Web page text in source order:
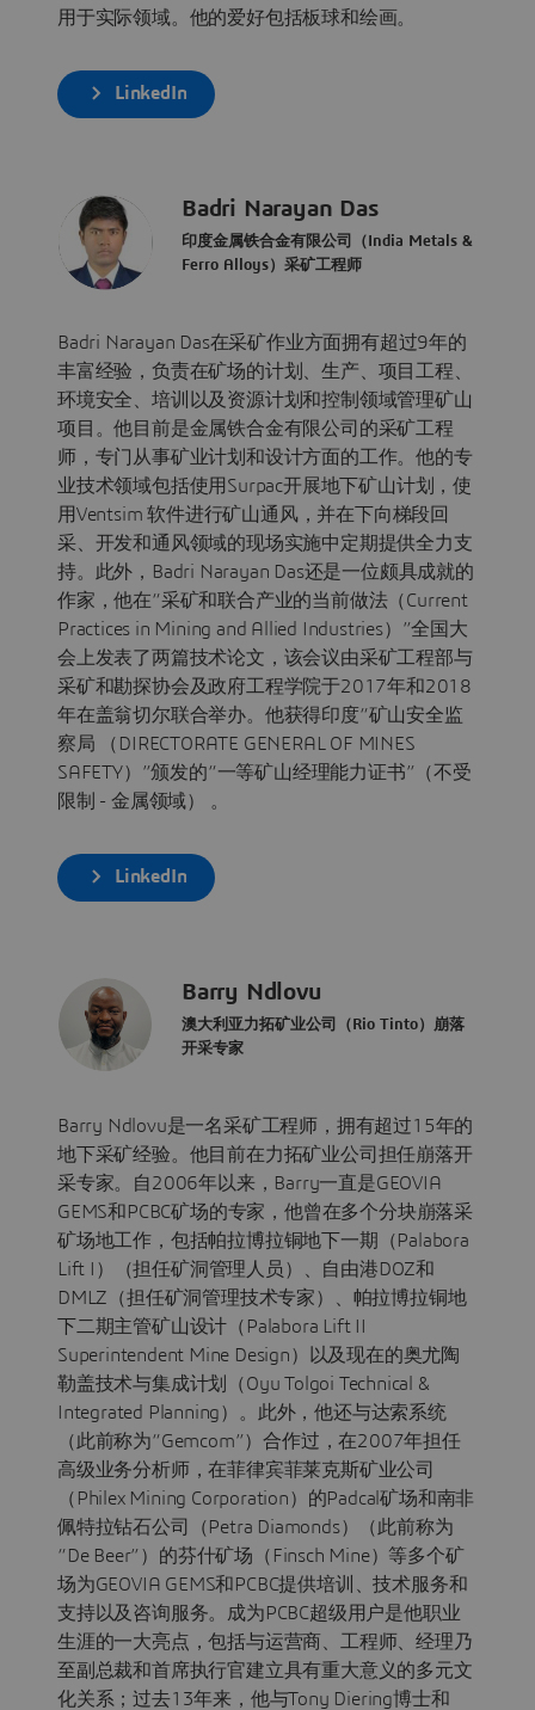
用于实际领域。他的爱好包括板球和绘画。
LinkedIn
Badri Narayan Das
印度金属铁合金有限公司（India Metals &
Ferro Alloys）采矿工程师
Badri Narayan Das在采矿作业方面拥有超过9年的
丰富经验，负责在矿场的计划、生产、项目工程、
环境安全、培训以及资源计划和控制领域管理矿山
项目。他目前是金属铁合金有限公司的采矿工程
师，专门从事矿业计划和设计方面的工作。他的专
业技术领域包括使用Surpac开展地下矿山计划，使
用Ventsim 软件进行矿山通风，并在下向梯段回
采、开发和通风领域的现场实施中定期提供全力支
持。此外，Badri Narayan Das还是一位颇具成就的
作家，他在“采矿和联合产业的当前做法（Current
Practices in Mining and Allied Industries）”全国大
会上发表了两篇技术论文，该会议由采矿工程部与
采矿和勘探协会及政府工程学院于2017年和2018
年在盖翁切尔联合举办。他获得印度“矿山安全监
察局 （DIRECTORATE GENERAL OF MINES
SAFETY）”颁发的“一等矿山经理能力证书”（不受
限制 - 金属领域） 。
LinkedIn
Barry Ndlovu
澳大利亚力拓矿业公司（Rio Tinto）崩落
开采专家
Barry Ndlovu是一名采矿工程师，拥有超过15年的
地下采矿经验。他目前在力拓矿业公司担任崩落开
采专家。自2006年以来，Barry一直是GEOVIA
GEMS和PCBC矿场的专家，他曾在多个分块崩落采
矿场地工作，包括帕拉博拉铜地下一期（Palabora
Lift I）（担任矿洞管理人员）、自由港DOZ和
DMLZ（担任矿洞管理技术专家）、帕拉博拉铜地
下二期主管矿山设计（Palabora Lift II
Superintendent Mine Design）以及现在的奥尤陶
勒盖技术与集成计划（Oyu Tolgoi Technical &
Integrated Planning）。此外，他还与达索系统
（此前称为“Gemcom”）合作过，在2007年担任
高级业务分析师，在菲律宾菲莱克斯矿业公司
（Philex Mining Corporation）的Padcal矿场和南非
佩特拉钻石公司（Petra Diamonds）（此前称为
“De Beer”）的芬什矿场（Finsch Mine）等多个矿
场为GEOVIA GEMS和PCBC提供培训、技术服务和
支持以及咨询服务。成为PCBC超级用户是他职业
生涯的一大亮点，包括与运营商、工程师、经理乃
至副总裁和首席执行官建立具有重大意义的多元文
化关系；过去13年来，他与Tony Diering博士和